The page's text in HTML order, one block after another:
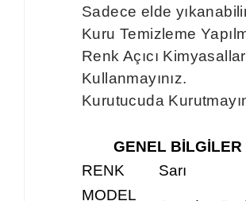
Sadece elde
Kuru Temizleme
Renk Açıcı Kimyasallar
Kullanmayınız.
Kurutucuda
GENEL BİLGİLER
RENK
Sarı
MODEL